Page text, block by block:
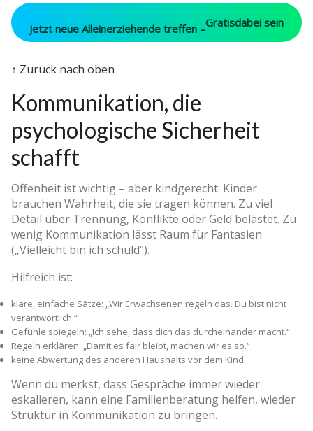
Jetzt neue Alleinerziehende treffen –Gratisdabei sein
↑ Zurück nach oben
Kommunikation, die
psychologische Sicherheit
schafft
Offenheit ist wichtig – aber kindgerecht. Kinder
brauchen Wahrheit, die sie tragen können. Zu viel
Detail über Trennung, Konflikte oder Geld belastet. Zu
wenig Kommunikation lässt Raum für Fantasien
(„Vielleicht bin ich schuld“).
Hilfreich ist:
klare, einfache Sätze: „Wir Erwachsenen regeln das. Du bist nicht
verantwortlich.“
Gefühle spiegeln: „Ich sehe, dass dich das durcheinander macht.“
Regeln erklären: „Damit es fair bleibt, machen wir es so.“
keine Abwertung des anderen Haushalts vor dem Kind
Wenn du merkst, dass Gespräche immer wieder
eskalieren, kann eine Familienberatung helfen, wieder
Struktur in Kommunikation zu bringen.